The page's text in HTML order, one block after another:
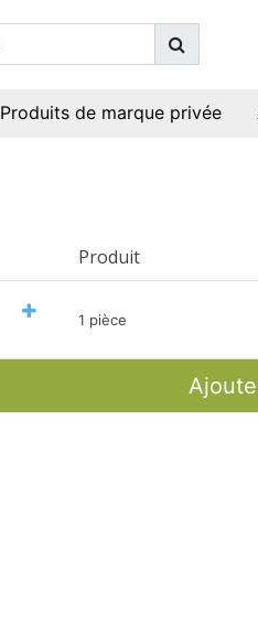
Produits de marque privée
Produit
1 pièce